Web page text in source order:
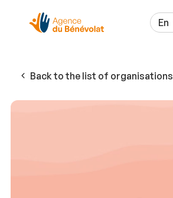
En
Back to the list of organisations